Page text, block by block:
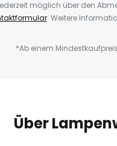
möglich über den
. Weitere
*Ab einem
Über